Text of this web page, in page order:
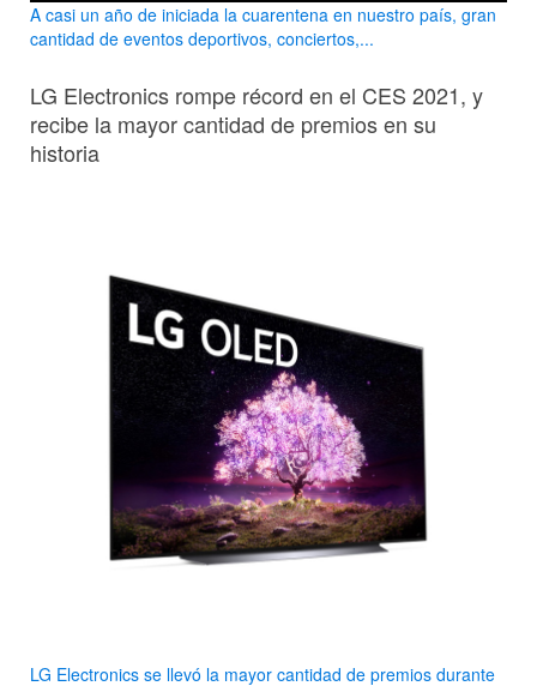
A casi un año de iniciada la cuarentena en nuestro país, gran
cantidad de eventos deportivos, conciertos,...
LG Electronics rompe récord en el CES 2021, y
recibe la mayor cantidad de premios en su
historia
LG Electronics se llevó la mayor cantidad de premios durante